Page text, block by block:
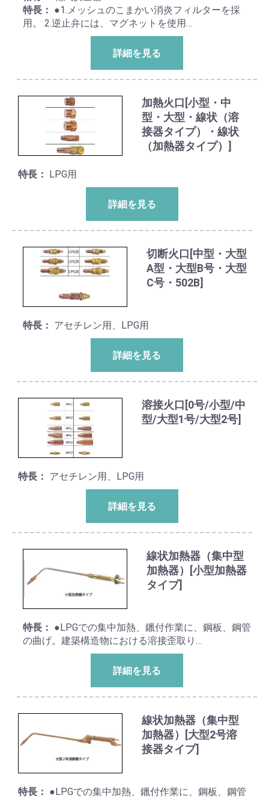
特長： ●1.メッシュのこまかい消炎フィルターを採
用。 2.逆止弁には、マグネットを使用…
詳細を見る
加熱火口[小型・中
型・大型・線状（溶
接器タイプ）・線状
（加熱器タイプ）]
特長： LPG用
詳細を見る
切断火口[中型・大型
A型・大型B号・大型
C号・502B]
特長： アセチレン用、LPG用
詳細を見る
溶接火口[0号/小型/中
型/大型1号/大型2号]
特長： アセチレン用、LPG用
詳細を見る
線状加熱器（集中型
加熱器）[小型加熱器
タイプ]
特長： ●LPGでの集中加熱、鑞付作業に、鋼板、鋼管
の曲げ。建築構造物における溶接歪取り…
詳細を見る
線状加熱器（集中型
加熱器）[大型2号溶
接器タイプ]
特長： ●LPGでの集中加熱、鑞付作業に、鋼板、鋼管